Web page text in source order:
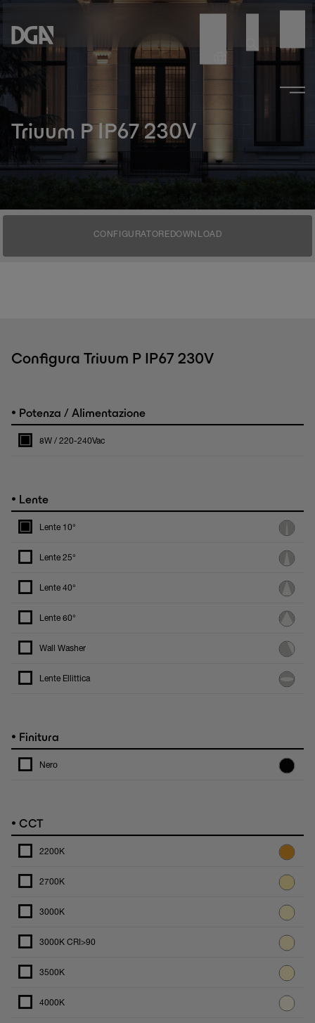
Triuum P IP67 230V
CONFIGURATORE DOWNLOAD
Configura Triuum P IP67 230V
• Potenza / Alimentazione
8W / 220-240Vac
• Lente
Lente 10°
Lente 25°
Lente 40°
Lente 60°
Wall Washer
Lente Ellittica
• Finitura
Nero
• CCT
2200K
2700K
3000K
3000K CRI>90
3500K
4000K